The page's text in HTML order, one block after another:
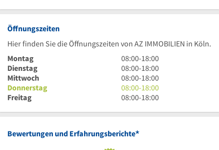
Öffnungszeiten
Hier finden Sie die Öffnungszeiten von AZ IMMOBILIEN in Köln.
Montag
8
Uhr
bis
18
Uhr
08:00-18:00
Dienstag
8
Uhr
bis
18
08:00-18:00
Mittwoch
8
Uhr
bis
Uhr
08:00-18:00
Donnerstag
8
Uhr
18
08:00-18:00
Freitag
8
bis
Uhr
08:00-18:00
Bewertungen und Erfahrungsberichte*